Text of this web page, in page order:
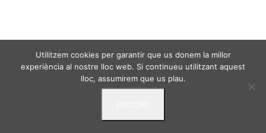
VIURE DES DE L'ESSENCIA - © 2024 -Politica de
privacitat Avis Legal Termes i condicions
Utilitzem cookies per garantir que us donem la millor
experiència al nostre lloc web. Si continueu utilitzant aquest
lloc, assumirem que us plau.